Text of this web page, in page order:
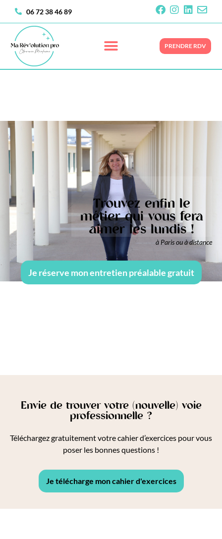
06 72 38 46 89
PRENDRE RDV
Trouvez enfin le
métier qui vous fera
aimer les lundis !
à Paris ou à distance
Je réserve mon entretien préalable gratuit
Envie de trouver votre (nouvelle) voie
professionnelle ?
Téléchargez gratuitement votre cahier d’exercices pour vous
poser les bonnes questions !
Je télécharge mon cahier d'exercices